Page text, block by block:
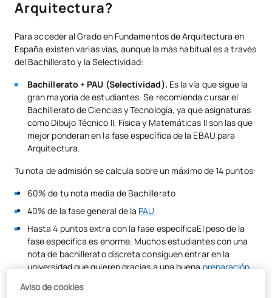
Resumen
Arquitectura?
Para acceder al Grado en Fundamentos de Arquitectura en
España existen varias vías, aunque la más habitual es a través
del Bachillerato y la Selectividad:
Bachillerato + PAU (Selectividad). Es la vía que sigue la
gran mayoría de estudiantes. Se recomienda cursar el
Bachillerato de Ciencias y Tecnología, ya que asignaturas
como Dibujo Técnico II, Física y Matemáticas II son las que
mejor ponderan en la fase específica de la EBAU para
Arquitectura.
Tu nota de admisión se calcula sobre un máximo de 14 puntos:
60% de tu nota media de Bachillerato
40% de la fase general de la PAU
Hasta 4 puntos extra con la fase específicaEl peso de la
fase específica es enorme. Muchos estudiantes con una
nota de bachillerato discreta consiguen entrar en la
universidad que quieren gracias a una buena preparación
Aviso de cookies